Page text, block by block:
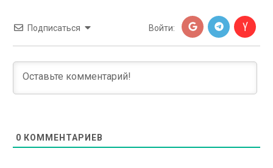
Подписаться Войти:
0 КОММЕНТАРИЕВ